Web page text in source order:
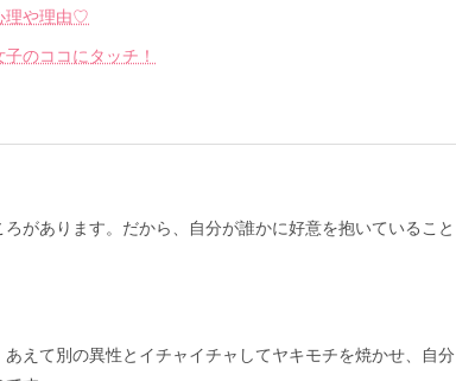
理や理由♡
のココにタッチ！
があります。だから、自分が誰かに好意を抱いていること
えて別の異性とイチャイチャしてヤキモチを焼かせ、自分